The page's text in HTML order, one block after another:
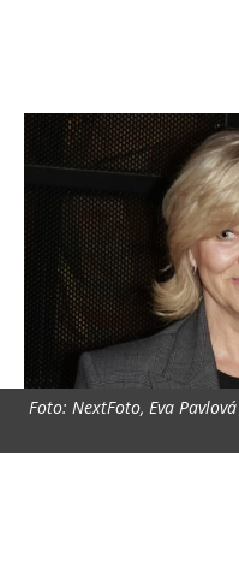
Foto: NextFoto, Eva